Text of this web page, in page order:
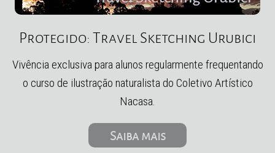
Protegido: Travel Sketching Urubici
Vivência exclusiva para alunos regularmente frequentando
o curso de ilustração naturalista do Coletivo Artístico
Nacasa.
Saiba mais